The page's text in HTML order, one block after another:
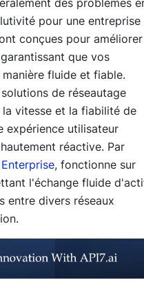
des problèmes
pour une entreprise
conçues pour améliorer
que vos
fluide et fiable.
de réseautage
vitesse et la fiabilité de
expérience utilisateur
réactive. Par
, fonctionne sur
l'échange fluide
entre divers réseaux